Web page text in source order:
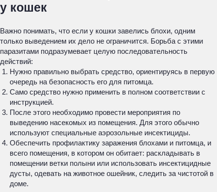
у кошек
Важно понимать, что если у кошки завелись блохи, одним
только выведением их дело не ограничится. Борьба с этими
паразитами подразумевает целую последовательность
действий:
Нужно правильно выбрать средство, ориентируясь в первую
очередь на безопасность его для питомца.
Само средство нужно применить в полном соответствии с
инструкцией.
После этого необходимо провести мероприятия по
выведению насекомых из помещения. Для этого обычно
используют специальные аэрозольные инсектициды.
Обеспечить профилактику заражения блохами и питомца, и
всего помещения, в котором он обитает: раскладывать в
помещении ветки полыни или использовать инсектицидные
дусты, одевать на животное ошейник, следить за чистотой в
доме.